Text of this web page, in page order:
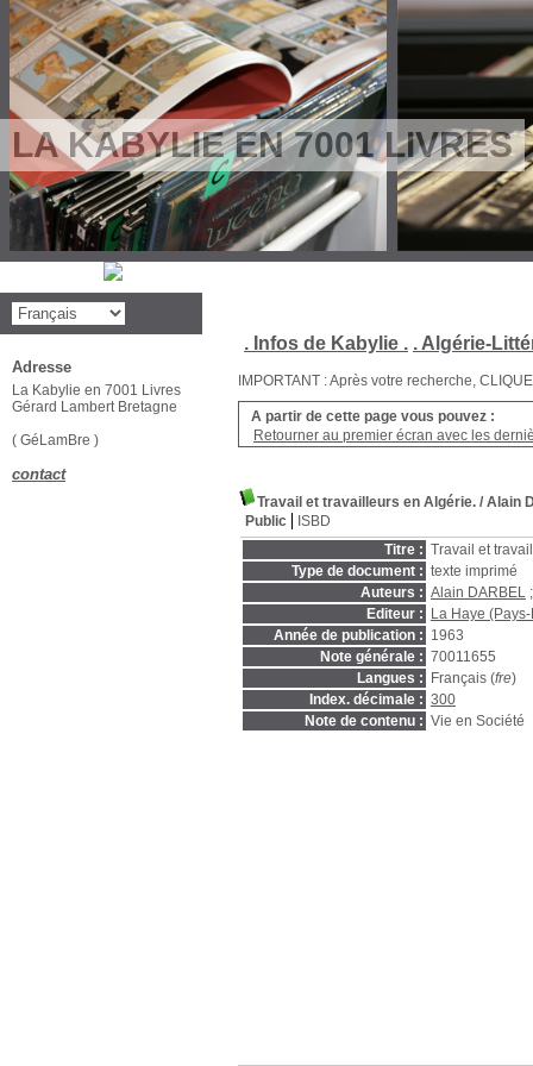
LA KABYLIE EN 7001 LIVRES
. Infos de Kabylie . . Algérie-
IMPORTANT : Après votre recherche,
A partir de cette page vous pouvez :
Retourner au premier écran avec les
Travail et travailleurs en Algérie. / Alain
Public
ISBD
Titre : Travail et
Type de document : texte imprimé
Auteurs : Alain DARBEL
Editeur :
La Haye
Année de publication : 1963
Note générale : 70011655
Langues :
Français (fre)
Index. décimale : 300
Note de contenu : Vie en Société
Adresse
La Kabylie en 7001 Livres
Gérard Lambert Bretagne
( GéLamBre )
contact